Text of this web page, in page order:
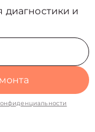
диагностики и